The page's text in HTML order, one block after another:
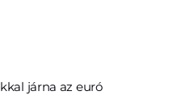
járna az euró